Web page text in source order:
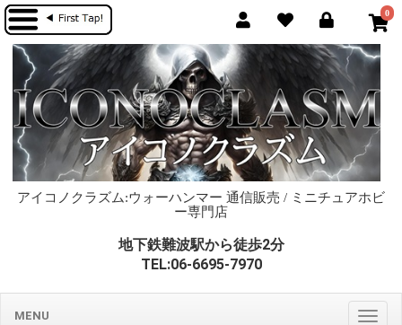
0
アイコノクラズム:ウォーハンマー 通信販売 / ミニチュアホビ
ー専門店
地下鉄難波駅から徒歩2分
TEL:06-6695-7970
MENU